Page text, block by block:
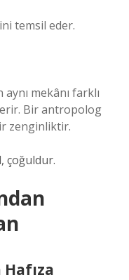
temsil eder.
mekânı farklı
Bir antropolog
zenginliktir.
çoğuldur.